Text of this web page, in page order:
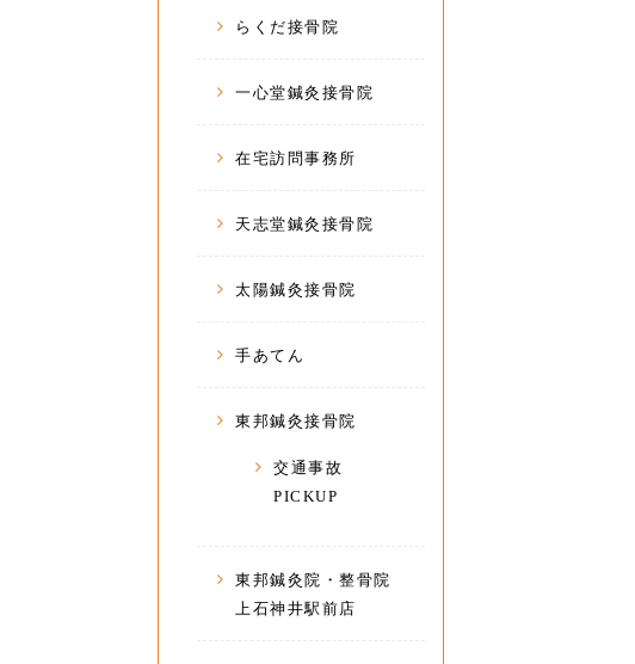
らくだ接骨院
一心堂鍼灸接骨院
在宅訪問事務所
天志堂鍼灸接骨院
太陽鍼灸接骨院
手あてん
東邦鍼灸接骨院
交通事故
PICKUP
東邦鍼灸院・整骨院
上石神井駅前店